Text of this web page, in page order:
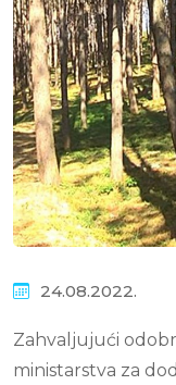
24.08.2022.
Zahvaljujući
ministarstva za